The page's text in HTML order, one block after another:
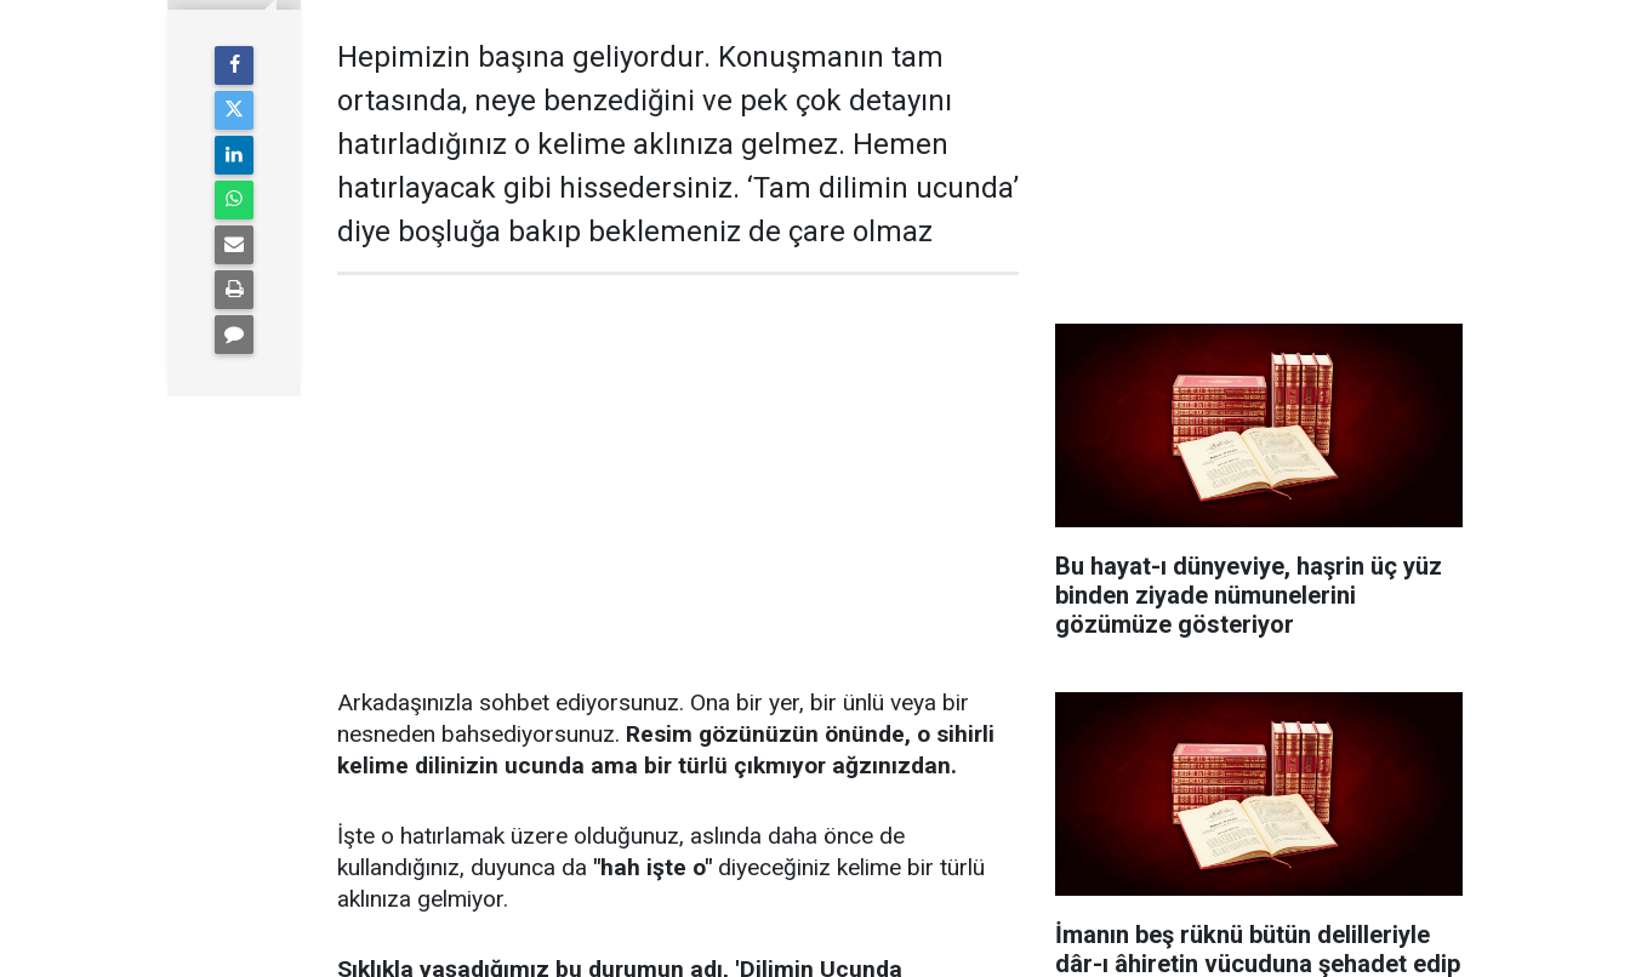
Hepimizin başına geliyordur. Konuşmanın tam
ortasında, neye benzediğini ve pek çok detayını
hatırladığınız o kelime aklınıza gelmez. Hemen
hatırlayacak gibi hissedersiniz. ‘Tam dilimin ucunda’
diye boşluğa bakıp beklemeniz de çare olmaz
Arkadaşınızla sohbet ediyorsunuz. Ona bir yer, bir ünlü veya bir
nesneden bahsediyorsunuz. Resim gözünüzün önünde, o sihirli
kelime dilinizin ucunda ama bir türlü çıkmıyor ağzınızdan.
İşte o hatırlamak üzere olduğunuz, aslında daha önce de
kullandığınız, duyunca da "hah işte o" diyeceğiniz kelime bir türlü
aklınıza gelmiyor.
Sıklıkla yaşadığımız bu durumun adı, 'Dilimin Ucunda
Bu hayat-ı dünyeviye, haşrin üç yüz
binden ziyade nümunelerini
gözümüze gösteriyor
İmanın beş rüknü bütün delilleriyle
dâr-ı âhiretin vücuduna şehadet edip